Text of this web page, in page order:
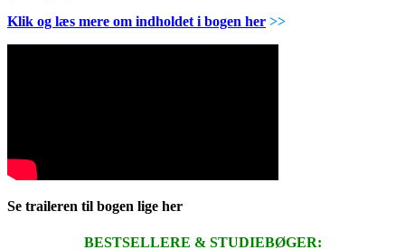
Klik og læs mere om indholdet i bogen her >>
Se traileren til bogen lige her
BESTSELLERE & STUDIEBØGER: